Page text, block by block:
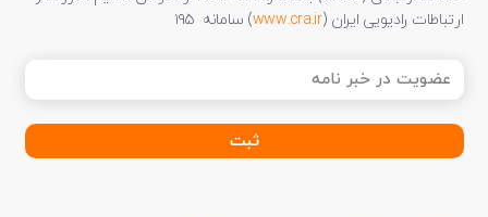
ارتباطات رادیویی ایران (www.cra.ir) سامانه ۱۹۵
عضویت
در
خبر
نامه